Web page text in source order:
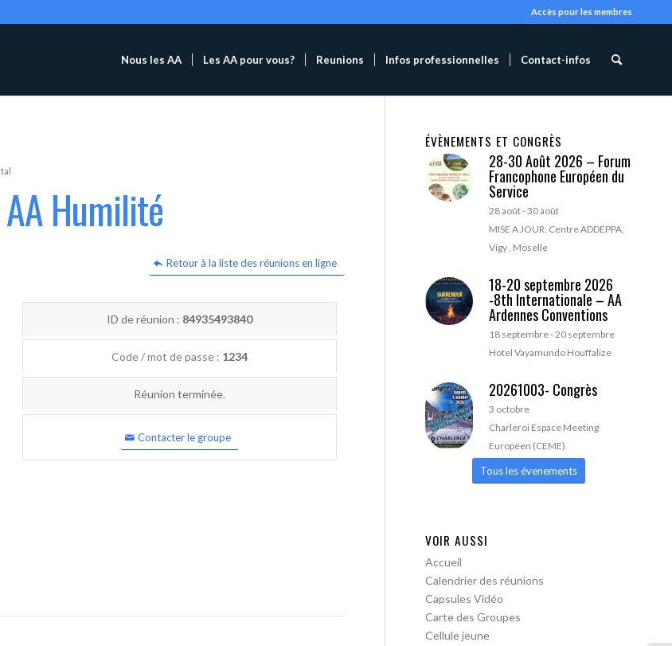
Accès pour les membres
Nous les AA Les AA pour vous? Reunions Infos professionnelles Contact-infos
Humilité
Retour à la liste des réunions en ligne
ID de réunion : 84935493840
Code / mot de passe : 1234
Réunion terminée.
Contacter le groupe
ÉVÈNEMENTS ET CONGRÈS
28-30 Août 2026 – Forum
Francophone Européen du
Service
28 août-30 août
MISE A JOUR: Centre ADDEPPA,
Vigy , Moselle
18-20 septembre 2026
-8th Internationale – AA
Ardennes Conventions
18 septembre-20 septembre
Hotel Vayamundo Houffalize
20261003- Congrès
3 octobre
Charleroi Espace Meeting
Européen (CEME)
Tous les évenements
VOIR AUSSI
Accueil
Calendrier des réunions
Capsules Vidéo
Carte des Groupes
Cellule jeune